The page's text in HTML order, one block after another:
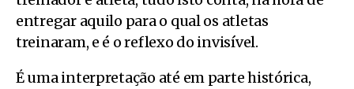
entregar aquilo para o qual os atletas
treinaram, e é o reflexo do invisível.
É uma interpretação até em parte histórica,